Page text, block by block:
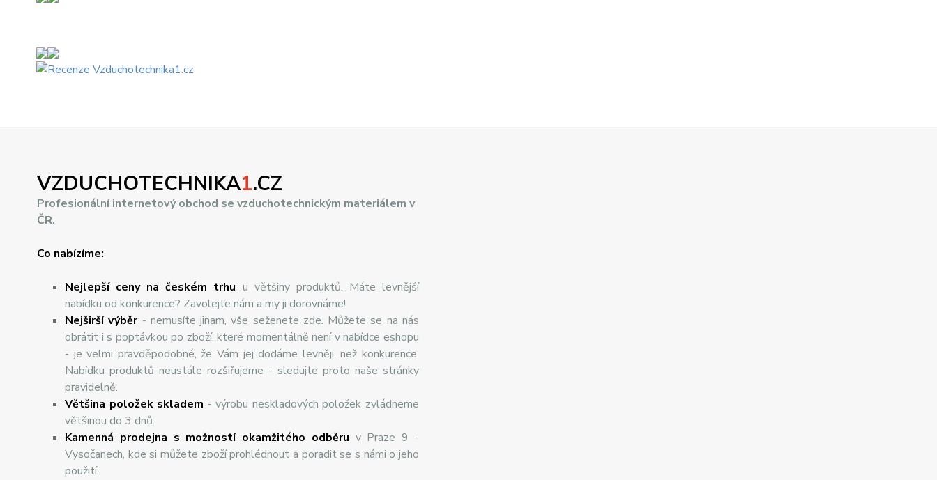
VZDUCHOTECHNIKA1.CZ
Profesionální internetový obchod se vzduchotechnickým materiálem v
ČR.
Co nabízíme:
Nejlepší ceny na českém trhu u většiny produktů. Máte levnější
nabídku od konkurence? Zavolejte nám a my ji dorovnáme!
Nejširšívýběr- nemusíte jinam, vše seženete zde. Můžete se na nás
obrátit i s poptávkou po zboží, které momentálně není v nabídce eshopu
- je velmi pravděpodobné, že Vám jej dodáme levněji, než konkurence.
Nabídku produktů neustále rozšiřujeme - sledujte proto naše stránky
pravidelně.
Většina položek skladem - výrobu neskladových položek zvládneme
většinou do 3 dnů.
Kamenná prodejna s možností okamžitého odběru v Praze 9 -
Vysočanech, kde si můžete zboží prohlédnout a poradit se s námi o jeho
použití.